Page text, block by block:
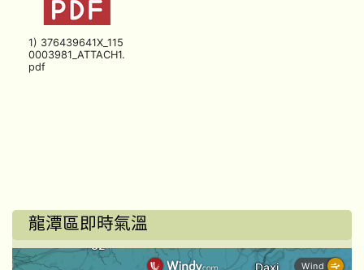
1) 376439641X_115
0003981_ATTACH1.
pdf
龍潭區即時氣溫